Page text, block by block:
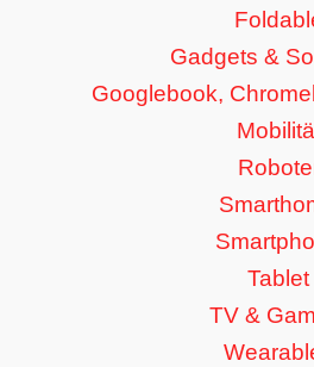
Gadgets &
Googlebook,
Tablet
TV &